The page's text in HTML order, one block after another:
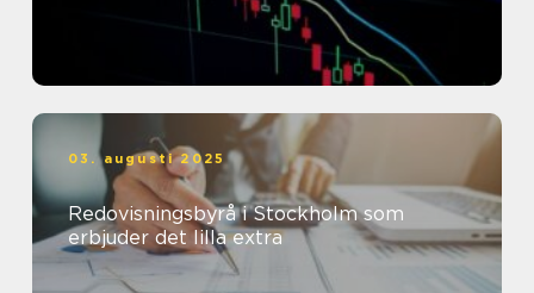
03. augusti 2025
Redovisningsbyrå i Stockholm som
erbjuder det lilla extra